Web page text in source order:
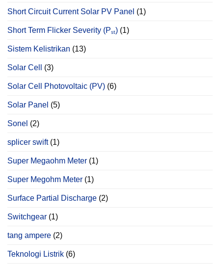
Short Circuit Current Solar PV Panel (1)
Short Term Flicker Severity (Pₛₜ) (1)
Sistem Kelistrikan (13)
Solar Cell (3)
Solar Cell Photovoltaic (PV) (6)
Solar Panel (5)
Sonel (2)
splicer swift(1)
Super Megaohm Meter (1)
Super Megohm Meter (1)
Surface Partial Discharge (2)
Switchgear (1)
tang ampere (2)
Teknologi Listrik (6)